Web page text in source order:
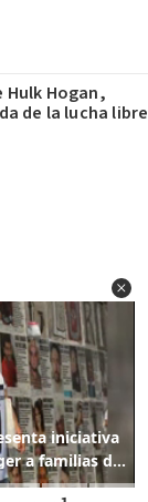
Hulk Hogan,
de la lucha libre